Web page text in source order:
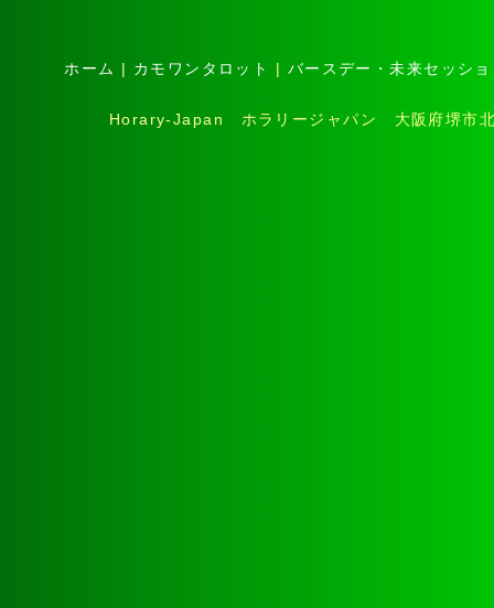
ホーム | カモワンタロット | バースデー・未来セッシ
Horary-Japan ホラリージャパン 大阪府堺市